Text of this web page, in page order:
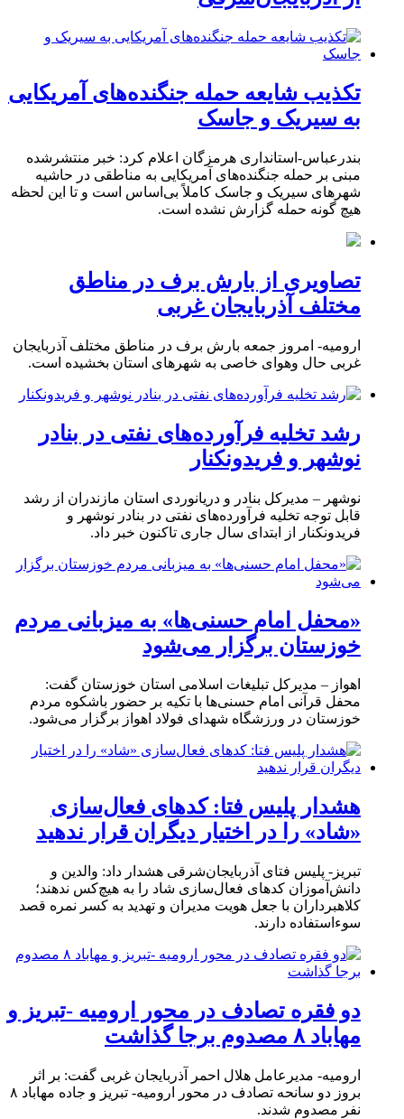
تکذیب شایعه حمله جنگنده‌های آمریکایی
به سیریک و جاسک
بندرعباس-استانداری هرمزگان اعلام کرد: خبر منتشرشده
مبنی بر حمله جنگنده‌های آمریکایی به مناطقی در حاشیه
شهرهای سیریک و جاسک کاملاً بی‌اساس است و تا این لحظه
هیچ گونه حمله گزارش نشده است.
تصاویری از بارش برف در مناطق
مختلف آذربایجان غربی
ارومیه- امروز جمعه بارش برف در مناطق مختلف آذربایجان
غربی حال وهوای خاصی به شهرهای استان بخشیده است.
رشد تخلیه فرآورده‌های نفتی در بنادر
نوشهر و فریدونکنار
نوشهر – مدیرکل بنادر و دریانوردی استان مازندران از رشد
قابل توجه تخلیه فرآورده‌های نفتی در بنادر نوشهر و
فریدونکنار از ابتدای سال جاری تاکنون خبر داد.
«محفل امام حسنی‌ها» به میزبانی مردم
خوزستان برگزار می‌شود
اهواز – مدیرکل تبلیغات اسلامی استان خوزستان گفت:
محفل قرآنی امام حسنی‌ها با تکیه بر حضور باشکوه مردم
خوزستان در ورزشگاه شهدای فولاد اهواز برگزار می‌شود.
هشدار پلیس فتا: کدهای فعال‌سازی
«شاد» را در اختیار دیگران قرار ندهید
تبریز- پلیس فتای آذربایجان‌شرقی هشدار داد: والدین و
دانش‌آموزان کدهای فعال‌سازی شاد را به هیچ‌کس ندهند؛
کلاهبرداران با جعل هویت مدیران و تهدید به کسر نمره قصد
سوءاستفاده دارند.
دو فقره تصادف در محور ارومیه -تبریز و
مهاباد ۸ مصدوم برجا گذاشت
ارومیه- مدیرعامل هلال احمر آذربایجان غربی گفت: بر اثر
بروز دو سانحه تصادف در محور ارومیه- تبریز و جاده مهاباد ۸
نفر مصدوم شدند.